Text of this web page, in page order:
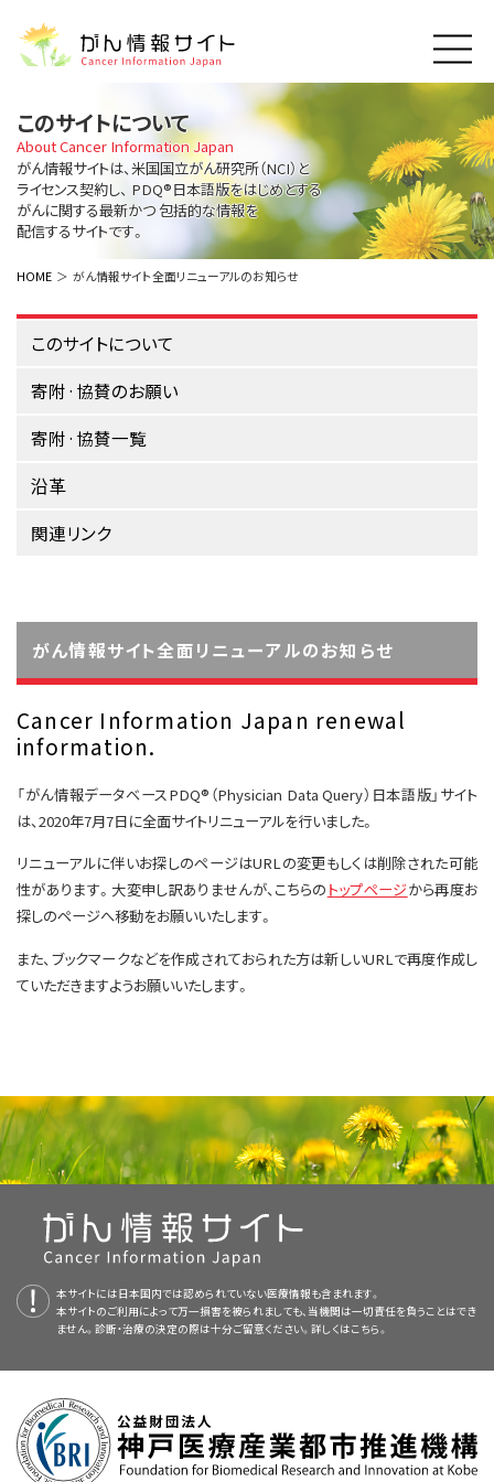
このサイトについて
About Cancer Information Japan
ご利用規約
プライバシーポリシー
お問い合わせ
関連リンク
がんの種類
Cancer Types
頭頸部
消化管
肝胆膵
泌尿器
皮膚
AIDs関連
内分泌
最新がん情報
治療（成人）
スクリーニング（検診）
予防
遺伝学的情報
がん用語辞書
お知らせ一覧
News
このサイトについて
About Cancer Information Japan
がん情報サイトは、米国国立がん研究所（NCI）と
ライセンス契約し、 PDQ®日本語版をはじめとする
がんに関する最新かつ包括的な情報を
配信するサイトです。
HOME がん情報サイト全面リニューアルのお知らせ
このサイトについて
寄附·協賛のお願い
寄附·協賛一覧
沿革
関連リンク
がん情報サイト全面リニューアルのお知らせ
Cancer Information Japan renewal
information.
「がん情報データベースPDQ®（Physician Data Query）日本語版」サイト
は、2020年7月7日に全面サイトリニューアルを行いました。
リニューアルに伴いお探しのページはURLの変更もしくは削除された可能
性があります。大変申し訳ありませんが、こちらの トップページから再度お
探しのページへ移動をお願いいたします。
また、ブックマークなどを作成されておられた方は新しいURLで再度作成し
ていただきますようお願いいたします。
本サイトには日本国内では認められていない医療情報も含まれます。
本サイトのご利用によって万一損害を被られましても、当機関は一切責任を負うことはでき
ません。診断・治療の決定の際は十分ご留意ください。詳しくはこちら。